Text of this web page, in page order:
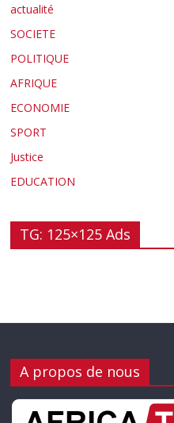
actualité
SOCIETE
POLITIQUE
AFRIQUE
ECONOMIE
SPORT
Justice
EDUCATION
TG: 125×125 Ads
A propos de nous